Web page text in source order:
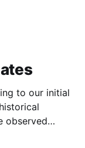
活跃时
to our initial
observed